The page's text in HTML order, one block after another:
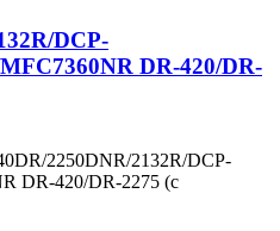
DCP-
DR-420/DR-
2250DNR/2132R/DCP-
DR-420/DR-2275 (с